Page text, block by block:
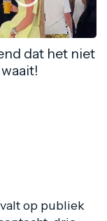
dat het niet
op publiek